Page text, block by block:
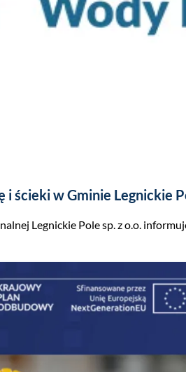
ścieki w Gminie Legnickie
Legnickie Pole sp. z o.o.